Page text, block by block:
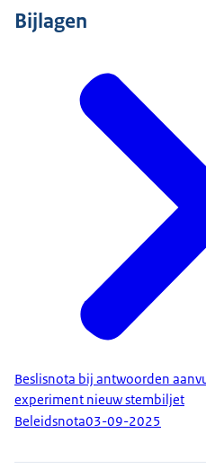
Bijlagen
Beslisnota bij antwoorden
experiment nieuw stembiljet
Beleidsnota03-09-2025